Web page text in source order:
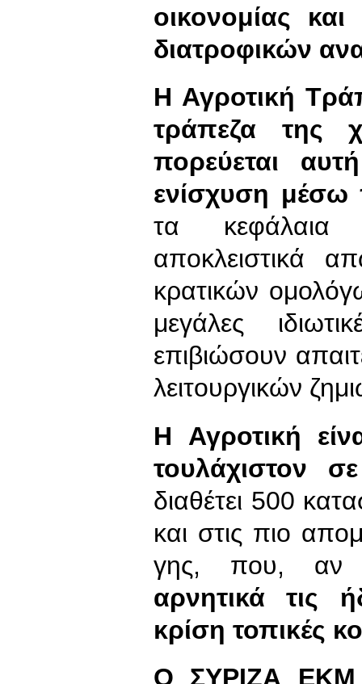
οικονομίας
διατροφικών
Η Αγροτική
τράπεζα της
πορεύεται
ενίσχυση μέσω
τα κεφάλαια
αποκλειστικά
κρατικών
μεγάλες
επιβιώσουν
λειτουργικών
Η Αγροτική
τουλάχιστον
διαθέτει 500
και στις πιο
γης, που, αν
αρνητικά τις
κρίση τοπικές
Ο ΣΥΡΙΖΑ ΕΚΜ